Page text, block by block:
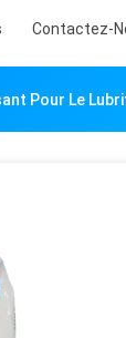
Contactez-
Pour Le